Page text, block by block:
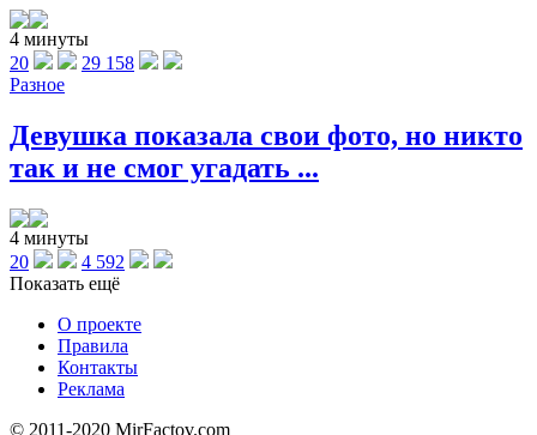
4 минуты
20
29 158
Разное
Девушка показала свои фото, но никто
так и не смог угадать ...
4 минуты
20
4 592
Показать ещё
О проекте
Правила
Контакты
Реклама
© 2011-2020 MirFactov.com